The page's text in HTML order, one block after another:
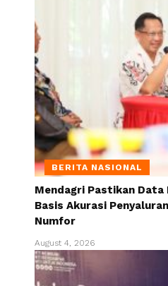
BERITA NASIONAL
Mendagri Pastikan Data
Basis Akurasi
Numfor
August 4, 2026